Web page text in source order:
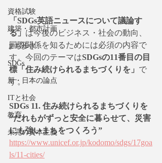
資格試験
建築・都市計画
まち歩き
SDGs
新・日本の論点
ITと社会
教育
未完の資本主義
「SDGs英語ニュースについて議論す
る」 は今後のビジネス・社会の動向、
国際関係を知るためには必須の内容で
す。今回のテーマはSDGsの11番目の目
標「住み続けられるまちづくりを」 で
す。
SDGs 11. 住み続けられるまちづくりを
“だれもがずっと安全に暮らせて、災害
にも強いまちをつくろう”
https://www.unicef.or.jp/kodomo/sdgs/17goa
ls/11-cities/